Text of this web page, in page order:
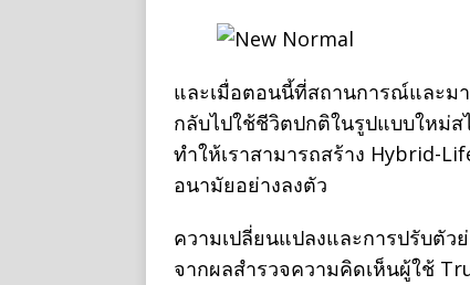
และเมื่อตอนนี้ที่สถานการณ์และม
กลับไปใช้ชีวิตปกติในรูปแบบใหม่
ทำให้เราสามารถสร้าง Hybrid-
อนามัยอย่างลงตัว
ความเปลี่ยนแปลงและการปรับตัว
จากผลสำรวจความคิดเห็นผู้ใช้